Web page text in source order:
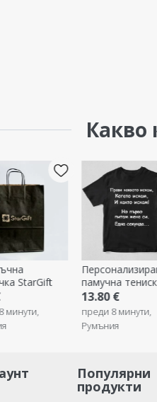
Какво
StarGift
минути,
памучна
надпис - Правя
каквото си
13.80 €
преди 8 минути,
Румъния
Популярни
продукти